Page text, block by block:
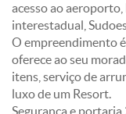
acesso ao
interestadual,
O empreendimento
oferece ao seu
itens, serviço de
luxo de um Resort.
Segurança e portaria